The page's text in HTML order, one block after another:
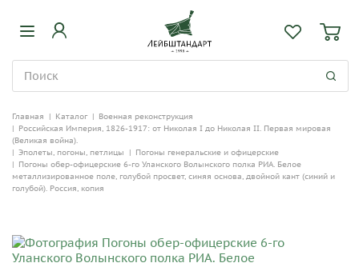
Главная | Каталог | Военная реконструкция
| Российская Империя, 1826-1917: от Николая I до Николая II. Первая мировая
(Великая война).
| Эполеты, погоны, петлицы | Погоны генеральские и офицерские
| Погоны обер-офицерские 6-го Уланского Волынского полка РИА. Белое
металлизированное поле, голубой просвет, синяя основа, двойной кант (синий и
голубой). Россия, копия